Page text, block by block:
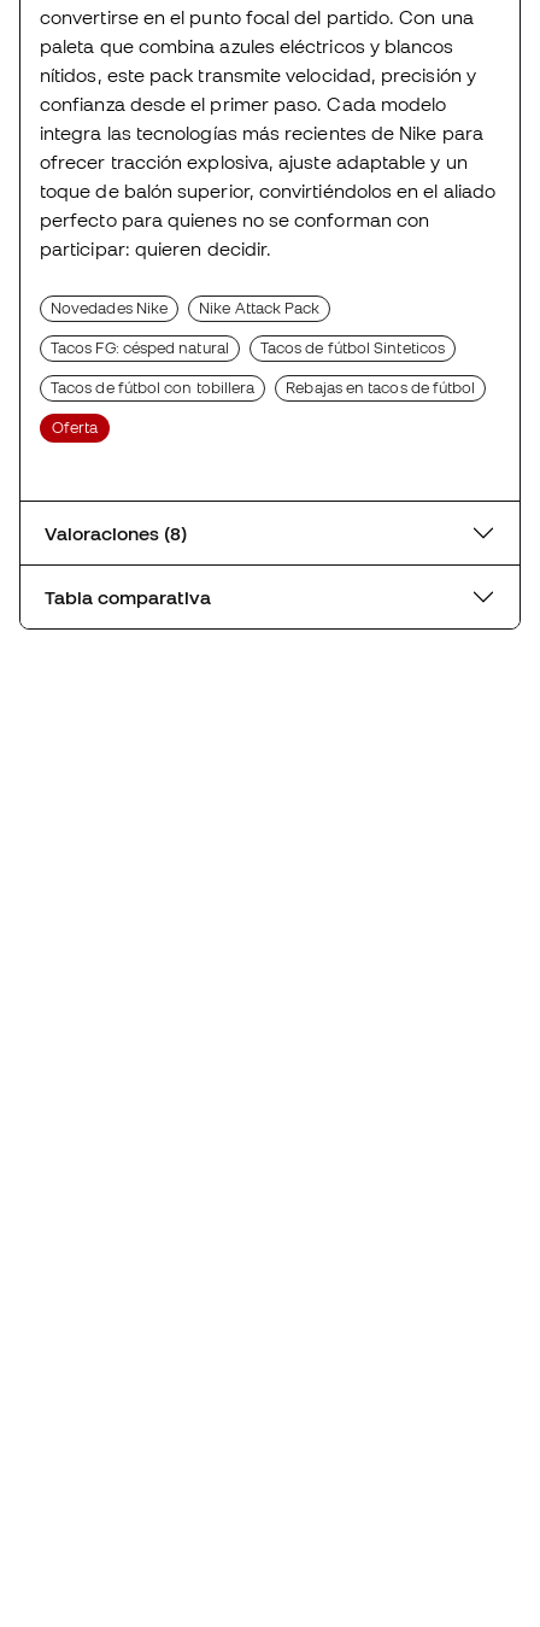
convertirse en el punto focal del partido. Con una
paleta que combina azules eléctricos y blancos
nítidos, este pack transmite velocidad, precisión y
confianza desde el primer paso. Cada modelo
integra las tecnologías más recientes de Nike para
ofrecer tracción explosiva, ajuste adaptable y un
toque de balón superior, convirtiéndolos en el aliado
perfecto para quienes no se conforman con
participar: quieren decidir.
Novedades Nike Nike Attack Pack
Tacos FG: césped natural Tacos de fútbol Sinteticos
Tacos de fútbol con tobillera Rebajas en tacos de fútbol
Oferta
Valoraciones (8)
Tabla comparativa